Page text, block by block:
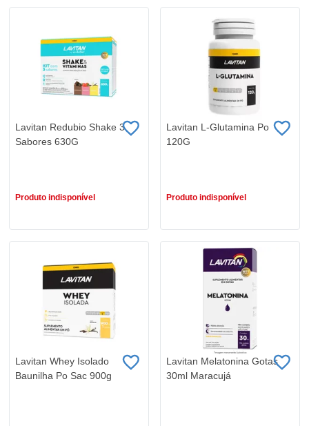
Lavitan Redubio Shake 3
Sabores 630G
Produto indisponível
Lavitan L-Glutamina Po
120G
Produto indisponível
Lavitan Whey Isolado
Baunilha Po Sac 900g
Lavitan Melatonina Gotas
30ml Maracujá